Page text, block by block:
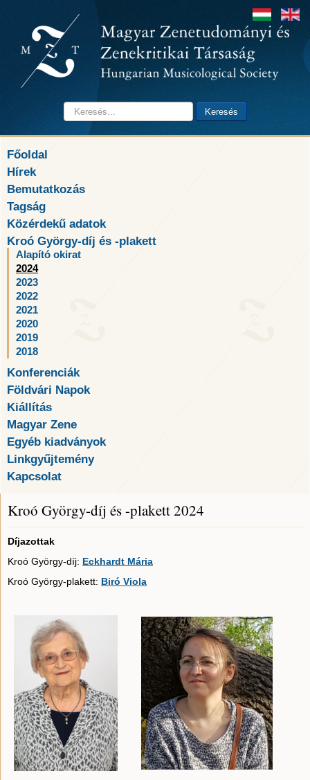
Keresés... Keresés
Főoldal
Hírek
Bemutatkozás
Tagság
Közérdekű adatok
Kroó György-díj és -plakett
Alapító okirat
2024
2023
2022
2021
2020
2019
2018
Konferenciák
Földvári Napok
Kiállítás
Magyar Zene
Egyéb kiadványok
Linkgyűjtemény
Kapcsolat
Kroó György-díj és -plakett 2024
Díjazottak
Kroó György-díj: Eckhardt Mária
Kroó György-plakett: Biró Viola